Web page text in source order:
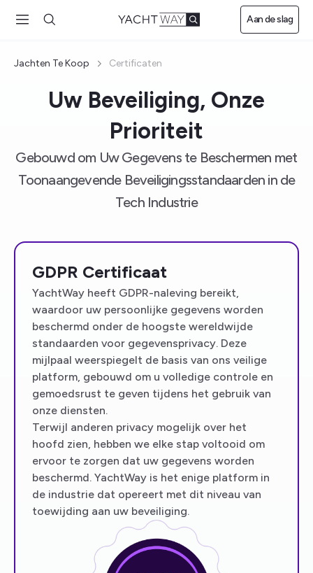
hoofdinhoud
Aan de slag
Jachten Te Koop Certificaten
Uw Beveiliging, Onze
Prioriteit
Gebouwd om Uw Gegevens te Beschermen met
Toonaangevende Beveiligingsstandaarden in de
Tech Industrie
GDPR Certificaat
YachtWay heeft GDPR-naleving bereikt,
waardoor uw persoonlijke gegevens worden
beschermd onder de hoogste wereldwijde
standaarden voor gegevensprivacy. Deze
mijlpaal weerspiegelt de basis van ons veilige
platform, gebouwd om u volledige controle en
gemoedsrust te geven tijdens het gebruik van
onze diensten.
Terwijl anderen privacy mogelijk over het
hoofd zien, hebben we elke stap voltooid om
ervoor te zorgen dat uw gegevens worden
beschermd. YachtWay is het enige platform in
de industrie dat opereert met dit niveau van
toewijding aan uw beveiliging.